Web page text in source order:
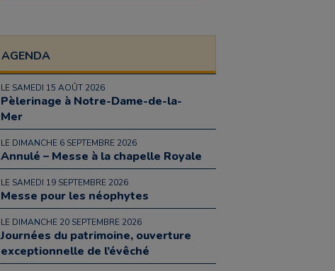
AGENDA
LE SAMEDI 15 AOÛT 2026
Pèlerinage à Notre-Dame-de-la-
Mer
LE DIMANCHE 6 SEPTEMBRE 2026
Annulé – Messe à la chapelle Royale
LE SAMEDI 19 SEPTEMBRE 2026
Messe pour les néophytes
LE DIMANCHE 20 SEPTEMBRE 2026
Journées du patrimoine, ouverture
exceptionnelle de l’évêché